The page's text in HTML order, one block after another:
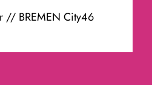
// BREMEN City46